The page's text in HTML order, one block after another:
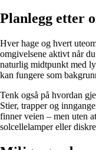
Planlegg etter
Hver hage og hvert
omgivelsene aktivt når
naturlig midtpunkt med
kan fungere som
Tenk også på hvordan
Stier, trapper og
finner veien – men uten
solcellelamper eller